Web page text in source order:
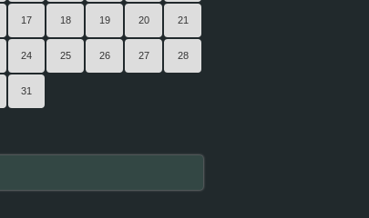
17 18 19 20 21
24 25 26 27 28
31